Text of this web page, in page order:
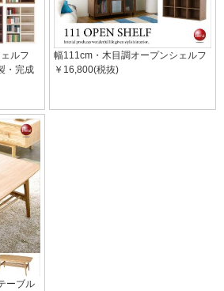
ルフ
・完成
幅111cm・木目調オープンシェルフ
￥16,800(税抜)
ーブル